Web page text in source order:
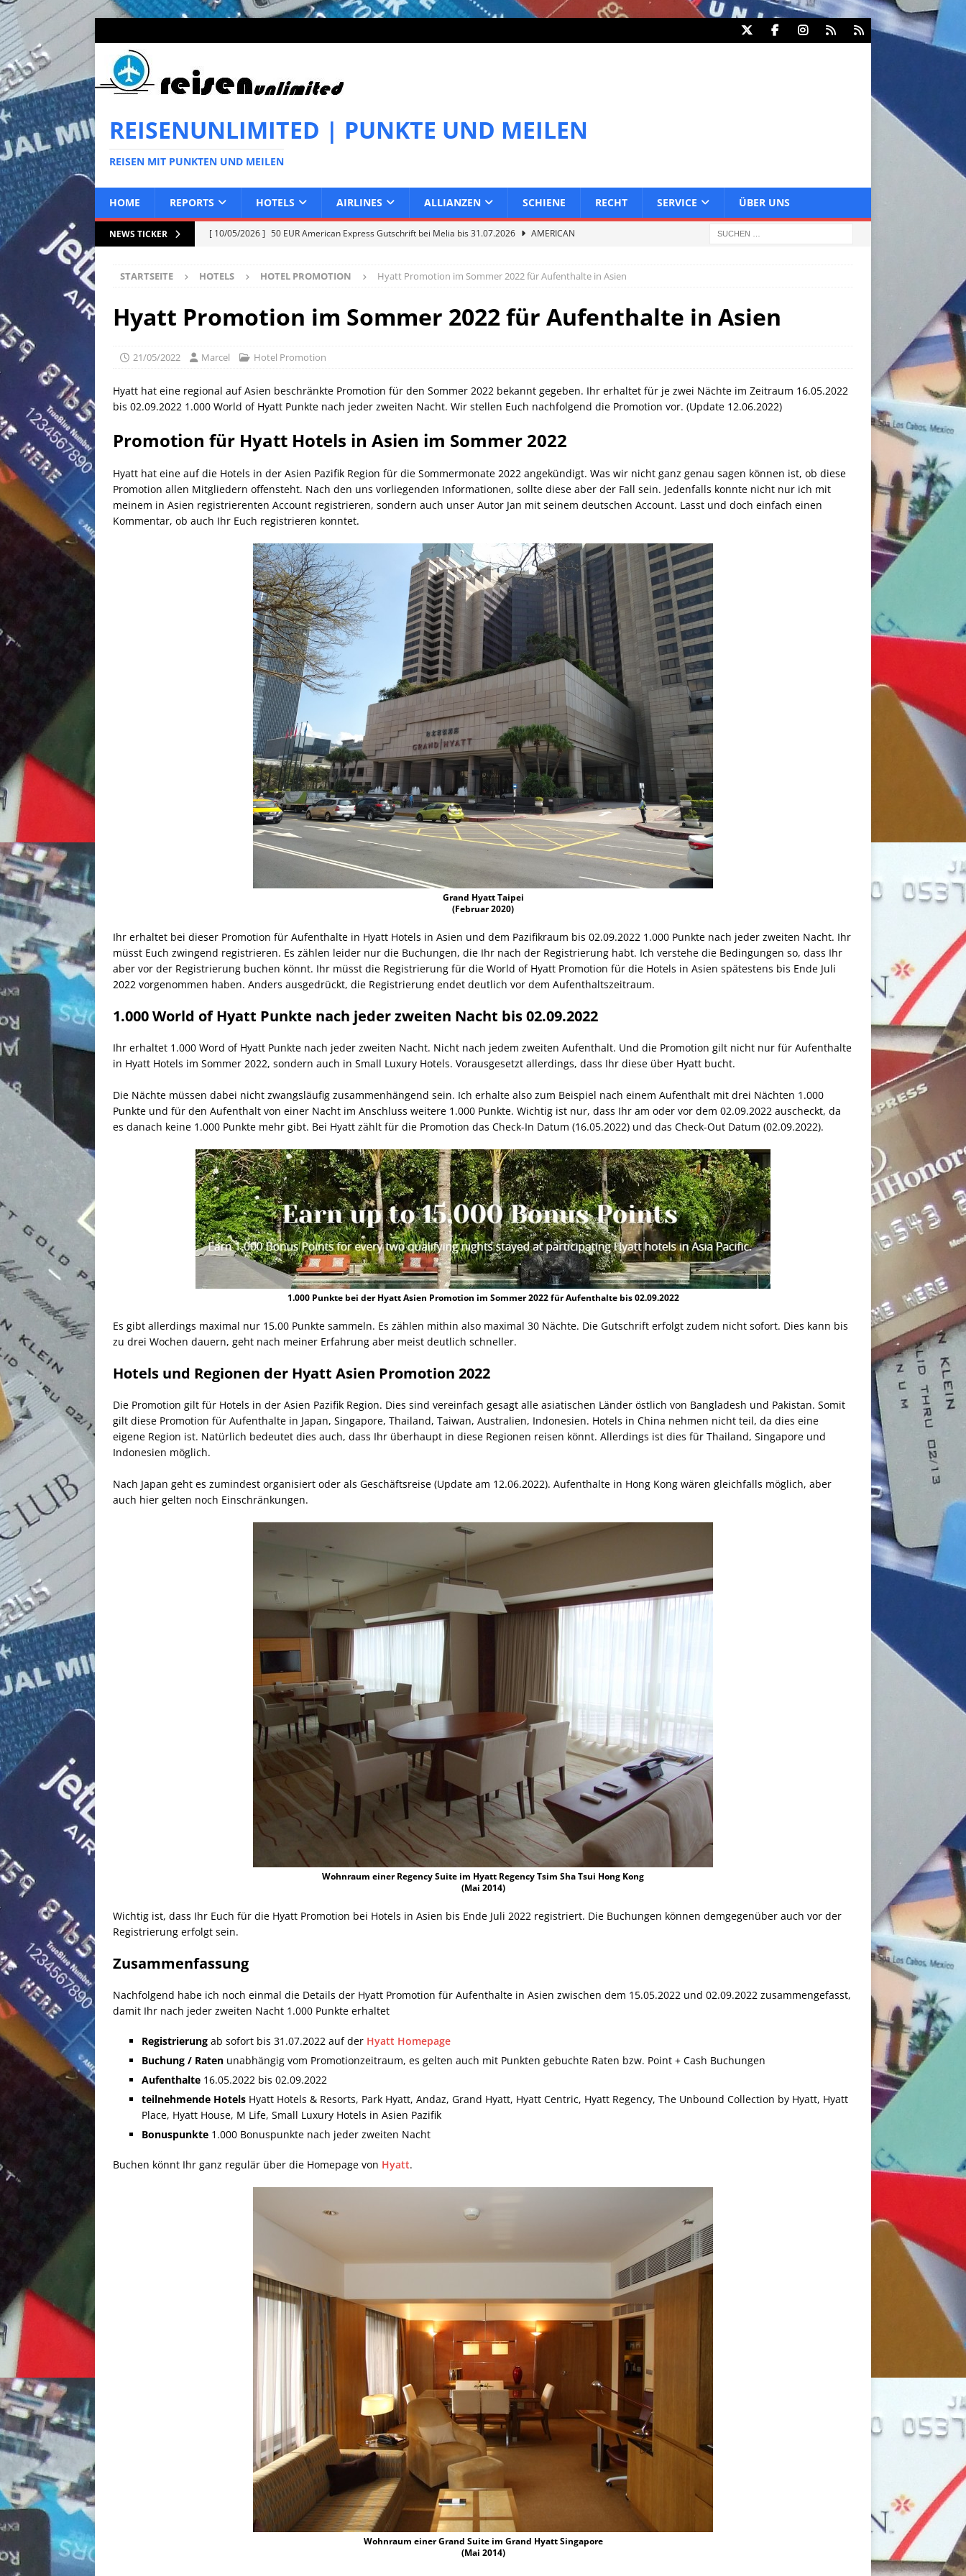
REISENUNLIMITED | PUNKTE UND MEILEN
REISEN MIT PUNKTEN UND MEILEN
HOME REPORTS HOTELS AIRLINES ALLIANZEN SCHIENE RECHT SERVICE ÜBER UNS
NEWS TICKER [ 10/05/2026 ] 50 EUR American Express Gutschrift bei Melia bis 31.07.2026
AMERICAN
[ 02/05/2026 ] 50 EUR American Express Gutschrift bei IHG bis 27.07.2026
AMERICAN
[ 04/04/2026 ] Aktion für die Bahncard 50 bis Ende Juli 2026
EXPRESS
STARTSEITE HOTELS HOTEL PROMOTION Hyatt Promotion im Sommer 2022 für Aufenthalte in Asien
Hyatt Promotion im Sommer 2022 für Aufenthalte in Asien
21/05/2022 Marcel Hotel Promotion
Hyatt hat eine regional auf Asien beschränkte Promotion für den Sommer 2022 bekannt gegeben. Ihr erhaltet für je zwei Nächte im Zeitraum 16.05.2022
bis 02.09.2022 1.000 World of Hyatt Punkte nach jeder zweiten Nacht. Wir stellen Euch nachfolgend die Promotion vor. (Update 12.06.2022)
Promotion für Hyatt Hotels in Asien im Sommer 2022
Hyatt hat eine auf die Hotels in der Asien Pazifik Region für die Sommermonate 2022 angekündigt. Was wir nicht ganz genau sagen können ist, ob diese
Promotion allen Mitgliedern offensteht. Nach den uns vorliegenden Informationen, sollte diese aber der Fall sein. Jedenfalls konnte nicht nur ich mit
meinem in Asien registrierenten Account registrieren, sondern auch unser Autor Jan mit seinem deutschen Account. Lasst und doch einfach einen
Kommentar, ob auch Ihr Euch registrieren konntet.
Grand Hyatt Taipei
(Februar 2020)
Ihr erhaltet bei dieser Promotion für Aufenthalte in Hyatt Hotels in Asien und dem Pazifikraum bis 02.09.2022 1.000 Punkte nach jeder zweiten Nacht. Ihr
müsst Euch zwingend registrieren. Es zählen leider nur die Buchungen, die Ihr nach der Registrierung habt. Ich verstehe die Bedingungen so, dass Ihr
aber vor der Registrierung buchen könnt. Ihr müsst die Registrierung für die World of Hyatt Promotion für die Hotels in Asien spätestens bis Ende Juli
2022 vorgenommen haben. Anders ausgedrückt, die Registrierung endet deutlich vor dem Aufenthaltszeitraum.
1.000 World of Hyatt Punkte nach jeder zweiten Nacht bis 02.09.2022
Ihr erhaltet 1.000 Word of Hyatt Punkte nach jeder zweiten Nacht. Nicht nach jedem zweiten Aufenthalt. Und die Promotion gilt nicht nur für Aufenthalte
in Hyatt Hotels im Sommer 2022, sondern auch in Small Luxury Hotels. Vorausgesetzt allerdings, dass Ihr diese über Hyatt bucht.
Die Nächte müssen dabei nicht zwangsläufig zusammenhängend sein. Ich erhalte also zum Beispiel nach einem Aufenthalt mit drei Nächten 1.000
Punkte und für den Aufenthalt von einer Nacht im Anschluss weitere 1.000 Punkte. Wichtig ist nur, dass Ihr am oder vor dem 02.09.2022 auscheckt, da
es danach keine 1.000 Punkte mehr gibt. Bei Hyatt zählt für die Promotion das Check-In Datum (16.05.2022) und das Check-Out Datum (02.09.2022).
1.000 Punkte bei der Hyatt Asien Promotion im Sommer 2022 für Aufenthalte bis 02.09.2022
Es gibt allerdings maximal nur 15.00 Punkte sammeln. Es zählen mithin also maximal 30 Nächte. Die Gutschrift erfolgt zudem nicht sofort. Dies kann bis
zu drei Wochen dauern, geht nach meiner Erfahrung aber meist deutlich schneller.
Hotels und Regionen der Hyatt Asien Promotion 2022
Die Promotion gilt für Hotels in der Asien Pazifik Region. Dies sind vereinfach gesagt alle asiatischen Länder östlich von Bangladesh und Pakistan. Somit
gilt diese Promotion für Aufenthalte in Japan, Singapore, Thailand, Taiwan, Australien, Indonesien. Hotels in China nehmen nicht teil, da dies eine
eigene Region ist. Natürlich bedeutet dies auch, dass Ihr überhaupt in diese Regionen reisen könnt. Allerdings ist dies für Thailand, Singapore und
Indonesien möglich.
Nach Japan geht es zumindest organisiert oder als Geschäftsreise (Update am 12.06.2022). Aufenthalte in Hong Kong wären gleichfalls möglich, aber
auch hier gelten noch Einschränkungen.
Wohnraum einer Regency Suite im Hyatt Regency Tsim Sha Tsui Hong Kong
(Mai 2014)
Wichtig ist, dass Ihr Euch für die Hyatt Promotion bei Hotels in Asien bis Ende Juli 2022 registriert. Die Buchungen können demgegenüber auch vor der
Registrierung erfolgt sein.
Zusammenfassung
Nachfolgend habe ich noch einmal die Details der Hyatt Promotion für Aufenthalte in Asien zwischen dem 15.05.2022 und 02.09.2022 zusammengefasst,
damit Ihr nach jeder zweiten Nacht 1.000 Punkte erhaltet
Registrierung ab sofort bis 31.07.2022 auf der Hyatt Homepage
Buchung / Raten unabhängig vom Promotionzeitraum, es gelten auch mit Punkten gebuchte Raten bzw. Point + Cash Buchungen
Aufenthalte 16.05.2022 bis 02.09.2022
teilnehmende Hotels Hyatt Hotels & Resorts, Park Hyatt, Andaz, Grand Hyatt, Hyatt Centric, Hyatt Regency, The Unbound Collection by Hyatt, Hyatt
Place, Hyatt House, M Life, Small Luxury Hotels in Asien Pazifik
Bonuspunkte 1.000 Bonuspunkte nach jeder zweiten Nacht
Buchen könnt Ihr ganz regulär über die Homepage von Hyatt.
Wohnraum einer Grand Suite im Grand Hyatt Singapore
(Mai 2014)